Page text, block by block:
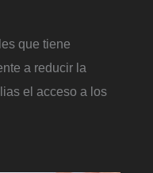
que tiene
a reducir la
el acceso a los